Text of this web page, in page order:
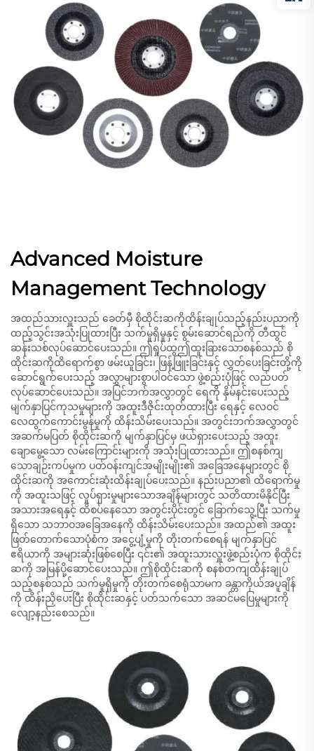
Advanced Moisture
Management Technology
အထည်သားလှူးသည် ခေတ်မှီ စိုထိုင်းဆကိုထိန်းချုပ်သည့်နည်းပညာကို
ထည့်သွင်းအသုံးပြုထားပြီး သက်မှုရှိမှုနှင့် စွမ်းဆောင်ရည်ကို တီထွင်
ဆန်းသစ်လုပ်ဆောင်ပေးသည်။ ဤရှုပ်ထွဤထူးခြားသောစနစ်သည် စို
ထိုင်းဆကိုထိရောက်စွာ ဖမ်းယူခြင်း၊ ဖြန့်ဖြူးခြင်းနှင့် လွှတ်ပေးခြင်းတို့ကို
ဆောင်ရွက်ပေးသည့် အလွှာများစွာပါဝင်သော ဖွဲ့စည်းပုံဖြင့် လည်ပတ်
လုပ်ဆောင်ပေးသည်။ အပြင်ဘက်အလွှာတွင် ရေကို နှိမ်နင်းပေးသည့်
မျက်နှာပြင်ကုသမှုများကို အထူးဒီဇိုင်းထုတ်ထားပြီး ရေနှင့် လေဝင်
လေထွက်ကောင်းမွန်မှုကို ထိန်းသိမ်းပေးသည်။ အတွင်းဘက်အလွှာတွင်
အဆက်မပြတ် စိုထိုင်းဆကို မျက်နှာပြင်မှ ဖယ်ရှားပေးသည့် အထူး
ချောမွေ့သော လမ်းကြောင်းများကို အသုံးပြုထားသည်။ ဤစနစ်ကျ
သောချဉ်းကပ်မှုက ပတ်ဝန်းကျင်အမျိုးမျိုး၏ အခြေအနေများတွင် စို
ထိုင်းဆကို အကောင်းဆုံးထိန်းချုပ်ပေးသည်။ နည်းပညာ၏ ထိရောက်မှု
ကို အထူးသဖြင့် လှုပ်ရှားမှုများသောအချိန်များတွင် သတိထားမိနိုင်ပြီး
အသားအရေနှင့် ထိစပ်နေသော အတွင်းပိုင်းတွင် ခြောက်သွေ့ပြီး သက်မှု
ရှိသော သဘာဝအခြေအနေကို ထိန်းသိမ်းပေးသည်။ အထည်၏ အထူး
ဖြတ်တောက်သောပုံစံက အငွေ့ပျံ့မှုကို တိုးတက်စေရန် မျက်နှာပြင်
ဧရိယာကို အများဆုံးဖြစ်စေပြီး ၎င်း၏ အထူးသားလှူးဖွဲ့စည်းပုံက စိုထိုင်း
ဆကို အမြန်ပို့ဆောင်ပေးသည်။ ဤစိုထိုင်းဆကို စနစ်တကျထိန်းချုပ်
သည့်စနစ်သည် သက်မှုရှိမှုကို တိုးတက်စေရုံသာမက ခန္တာကိုယ်အပူချိန်
ကို ထိန်းညှိပေးပြီး စိုထိုင်းဆနှင့် ပတ်သက်သော အဆင်မပြေမှုများကို
လျော့နည်းစေသည်။